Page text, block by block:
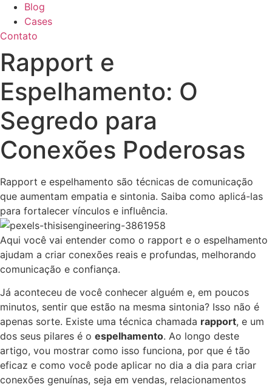
Blog
Cases
Contato
Rapport e
Espelhamento: O
Segredo para
Conexões Poderosas
Rapport e espelhamento são técnicas de comunicação
que aumentam empatia e sintonia. Saiba como aplicá-las
para fortalecer vínculos e influência.
Aqui você vai entender como o rapport e o espelhamento
ajudam a criar conexões reais e profundas, melhorando
comunicação e confiança.
Já aconteceu de você conhecer alguém e, em poucos
minutos, sentir que estão na mesma sintonia? Isso não é
apenas sorte. Existe uma técnica chamada rapport, e um
dos seus pilares é o espelhamento. Ao longo deste
artigo, vou mostrar como isso funciona, por que é tão
eficaz e como você pode aplicar no dia a dia para criar
conexões genuínas, seja em vendas, relacionamentos